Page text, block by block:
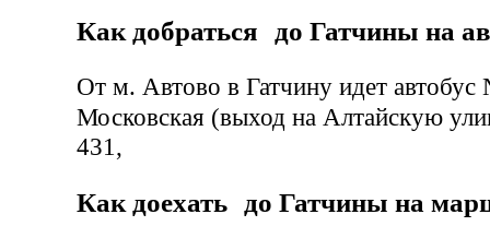
Как добраться до Гатчины на
От м. Автово в Гатчину идет
Московская (выход на Алтайскую
431,
Как доехать до Гатчины на